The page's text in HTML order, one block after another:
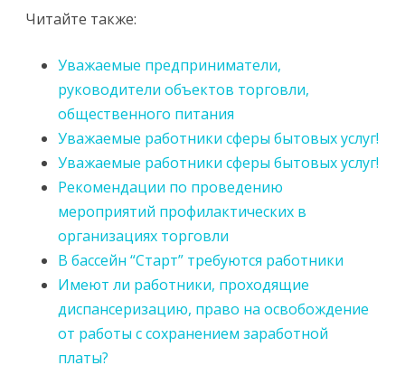
Читайте также:
Уважаемые предприниматели,
руководители объектов торговли,
общественного питания
Уважаемые работники сферы бытовых услуг!
Уважаемые работники сферы бытовых услуг!
Рекомендации по проведению
мероприятий профилактических в
организациях торговли
В бассейн “Старт” требуются работники
Имеют ли работники, проходящие
диспансеризацию, право на освобождение
от работы с сохранением заработной
платы?